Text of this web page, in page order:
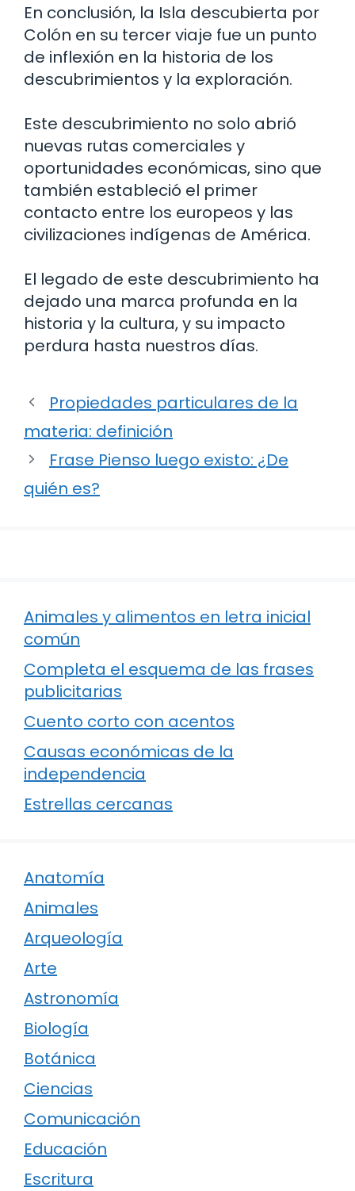
En conclusión, la Isla descubierta por
Colón en su tercer viaje fue un punto
de inflexión en la historia de los
descubrimientos y la exploración.
Este descubrimiento no solo abrió
nuevas rutas comerciales y
oportunidades económicas, sino que
también estableció el primer
contacto entre los europeos y las
civilizaciones indígenas de América.
El legado de este descubrimiento ha
dejado una marca profunda en la
historia y la cultura, y su impacto
perdura hasta nuestros días.
Propiedades particulares de la
materia: definición
Frase Pienso luego existo: ¿De
quién es?
Animales y alimentos en letra inicial
común
Completa el esquema de las frases
publicitarias
Cuento corto con acentos
Causas económicas de la
independencia
Estrellas cercanas
Anatomía
Animales
Arqueología
Arte
Astronomía
Biología
Botánica
Ciencias
Comunicación
Educación
Escritura